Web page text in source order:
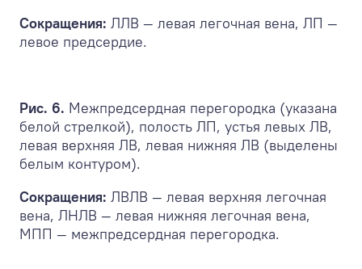
Сокращения: ЛЛВ — левая легочная вена, ЛП —
левое предсердие.
Рис. 6. Межпредсердная перегородка (указана
белой стрелкой), полость ЛП, устья левых ЛВ,
левая верхняя ЛВ, левая нижняя ЛВ (выделены
белым контуром).
Сокращения: ЛВЛВ — левая верхняя легочная
вена, ЛНЛВ — левая нижняя легочная вена,
МПП — межпредсердная перегородка.